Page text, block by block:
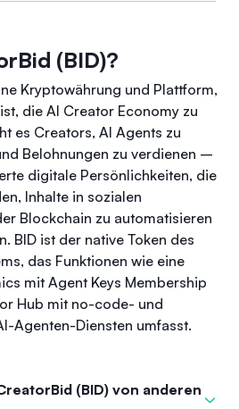
(BID)?
Kryptowährung und Plattform,
die AI Creator Economy zu
es Creators, AI Agents zu
Belohnungen zu verdienen –
digitale Persönlichkeiten, die
Inhalte in sozialen
Blockchain zu automatisieren
BID ist der native Token des
das Funktionen wie eine
mit Agent Keys Membership
Hub mit no-code- und
Agenten-Diensten umfasst.
(BID) von anderen